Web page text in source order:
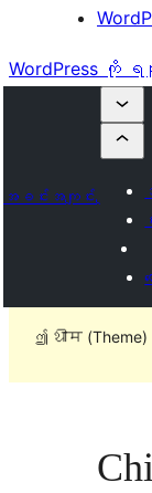
WordPress ကို ရ
အခင်းအကျင်းများ
ဤ थीम